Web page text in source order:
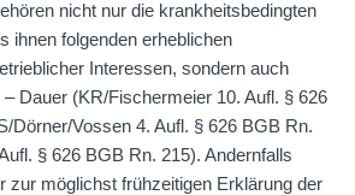
nicht nur die krankheitsbedingten
ihnen folgenden erheblichen
Interessen, sondern auch
Dauer (KR/Fischermeier 10. Aufl. § 626
Dörner/Vossen 4. Aufl. § 626 BGB Rn.
§ 626 BGB Rn. 215). Andernfalls
zur möglichst frühzeitigen Erklärung der